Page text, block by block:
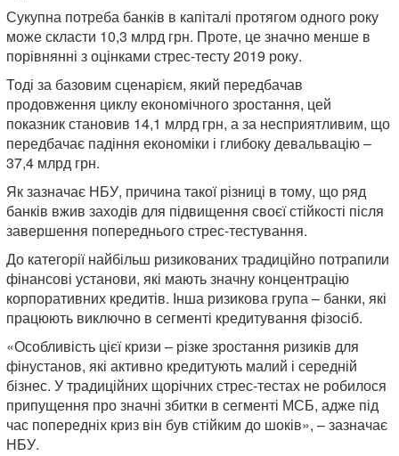
Сукупна потреба банків в капіталі протягом одного року
може скласти 10,3 млрд грн. Проте, це значно менше в
порівнянні з оцінками стрес-тесту 2019 року.
Тоді за базовим сценарієм, який передбачав
продовження циклу економічного зростання, цей
показник становив 14,1 млрд грн, а за несприятливим, що
передбачає падіння економіки і глибоку девальвацію –
37,4 млрд грн.
Як зазначає НБУ, причина такої різниці в тому, що ряд
банків вжив заходів для підвищення своєї стійкості після
завершення попереднього стрес-тестування.
До категорії найбільш ризикованих традиційно потрапили
фінансові установи, які мають значну концентрацію
корпоративних кредитів. Інша ризикова група – банки, які
працюють виключно в сегменті кредитування фізосіб.
«Особливість цієї кризи – різке зростання ризиків для
фінустанов, які активно кредитують малий і середній
бізнес. У традиційних щорічних стрес-тестах не робилося
припущення про значні збитки в сегменті МСБ, адже під
час попередніх криз він був стійким до шоків», – зазначає
НБУ.